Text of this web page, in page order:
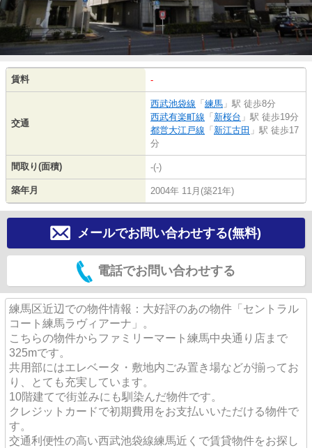
賃料 -
交通
西武池袋線 「 練馬 」駅 徒歩8分
西武有楽町線 「 新桜台 」駅 徒歩19分
都営大江戸線 「 新江古田 」駅 徒歩17
分
間取り(面積) -(-)
築年月 2004年 11月(築21年)
メールでお問い合わせする(無料)
電話でお問い合わせする
練馬区近辺での物件情報：大好評のあの物件「セントラル
コート練馬ラヴィアーナ」。
こちらの物件からファミリーマート練馬中央通り店まで
325mです。
共用部にはエレベータ・敷地内ごみ置き場などが揃ってお
り、とても充実しています。
10階建てで街並みにも馴染んだ物件です。
クレジットカードで初期費用をお支払いいただける物件で
す。
交通利便性の高い西武池袋線練馬近くで賃貸物件をお探し